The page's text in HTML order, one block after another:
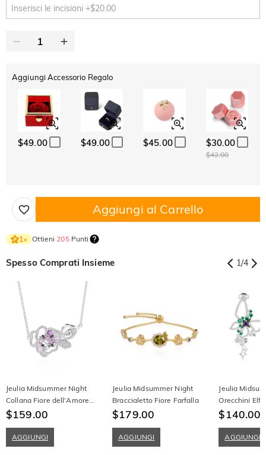
Aggiungi Accessorio Regalo
$49.00 $49.00 $45.00 $30.00
$42.00
Aggiungi al Carrello
1× Ottieni 205Punti
Spesso Comprati Insieme 1/4
Jeulia Midsummer Night
Collana Fiore dell'Amore
con Pansé
$159.00
AGGIUNGI
Jeulia Midsummer Night
Braccialetto Fiore Farfalla
$179.00
AGGIUNGI
Jeulia
Orecchini
$140.00
AGGIUNGI